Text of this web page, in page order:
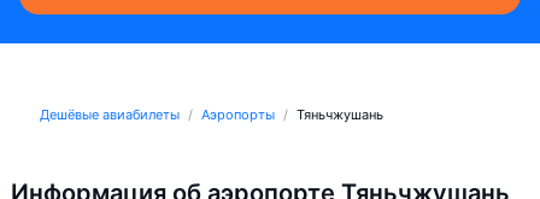
Дешёвые авиабилеты Аэропорты Тяньчжушань
Информация об аэропорте Тяньчжушань